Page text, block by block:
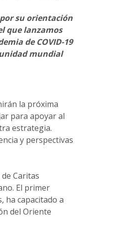
su orientación
que lanzamos
de COVID-19
mundial
la próxima
para apoyar al
estrategia.
y perspectivas
Caritas
El primer
ha capacitado a
del Oriente